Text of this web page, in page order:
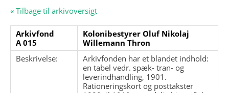
« Tilbage til arkivoversigt
Arkivfond
A 015
Kolonibestyrer Oluf Nikolaj
Willemann Thron
Beskrivelse:
Arkivfonden har et blandet indhold:
en tabel vedr. spæk- tran- og
leverindhandling, 1901.
Rationeringskort og posttakster